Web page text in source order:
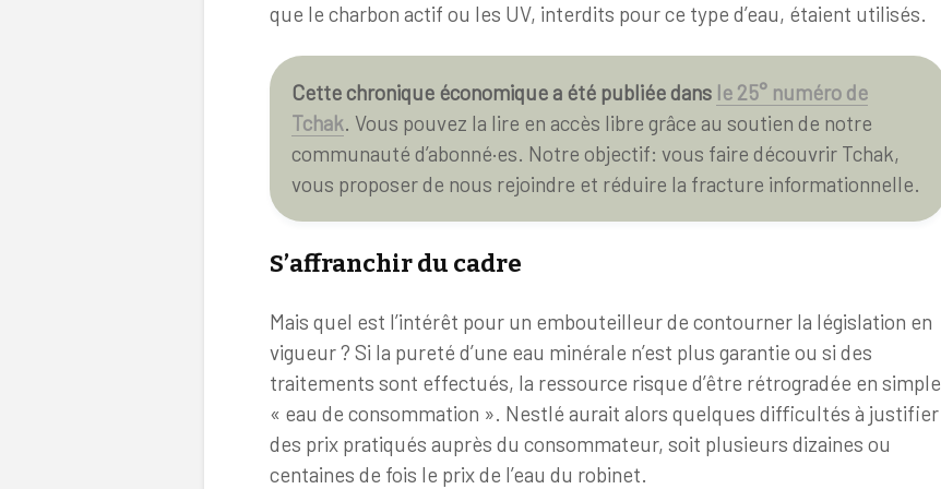
que le charbon actif ou les UV, interdits pour ce type d’eau, étaient utilisés.
Cette chronique économique a été publiée dans le 25° numéro de
Tchak. Vous pouvez la lire en accès libre grâce au soutien de notre
communauté d’abonné·es. Notre objectif: vous faire découvrir Tchak,
vous proposer de nous rejoindre et réduire la fracture informationnelle.
S’affranchir du cadre
Mais quel est l’intérêt pour un embouteilleur de contourner la législation en
vigueur ? Si la pureté d’une eau minérale n’est plus garantie ou si des
traitements sont effectués, la ressource risque d’être rétrogradée en simple
« eau de consommation ». Nestlé aurait alors quelques difficultés à justifier
des prix pratiqués auprès du consommateur, soit plusieurs dizaines ou
centaines de fois le prix de l’eau du robinet.